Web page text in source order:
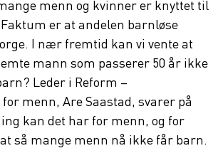
menn og kvinner er knyttet til
er at andelen barnløse
I nær fremtid kan vi vente at
mann som passerer 50 år ikke
Leder i Reform –
menn, Are Saastad, svarer på
kan det har for menn, og for
så mange menn nå ikke får barn.